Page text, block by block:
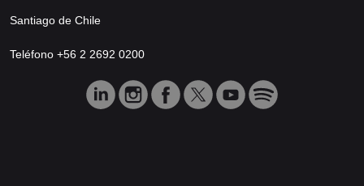
Santiago de Chile
Teléfono +56 2 2692 0200